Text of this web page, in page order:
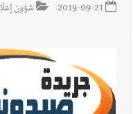
2019-09-21 شؤون